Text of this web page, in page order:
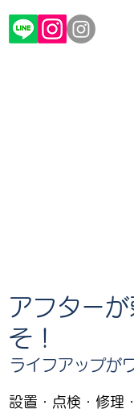
アフター
そ！
ライフアップが
設置・点検・修理